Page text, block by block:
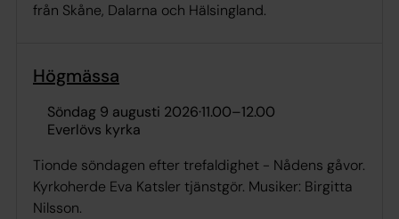
från Skåne, Dalarna och Hälsingland.
Högmässa
söndag 9 augusti 2026·11.00–12.00
Everlövs kyrka
Tionde söndagen efter trefaldighet - Nådens gåvor.
Kyrkoherde Eva Katsler tjänstgör. Musiker: Birgitta
Nilsson.